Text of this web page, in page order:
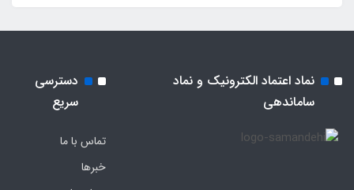
نماد اعتماد الکترونیک و نماد
ساماندهی
دسترسی
سریع
تماس با ما
خبرها